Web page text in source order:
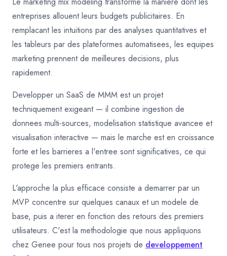
entreprises allouent leurs budgets publicitaires. En
remplacant les intuitions par des analyses quantitatives et
les tableurs par des plateformes automatisees, les equipes
marketing prennent de meilleures decisions, plus
rapidement.
Developper un SaaS de MMM est un projet
techniquement exigeant — il combine ingestion de
donnees multi-sources, modelisation statistique avancee et
visualisation interactive — mais le marche est en croissance
forte et les barrieres a l'entree sont significatives, ce qui
protege les premiers entrants.
L'approche la plus efficace consiste a demarrer par un
MVP concentre sur quelques canaux et un modele de
base, puis a iterer en fonction des retours des premiers
utilisateurs. C'est la methodologie que nous appliquons
chez Genee pour tous nos projets de developpement